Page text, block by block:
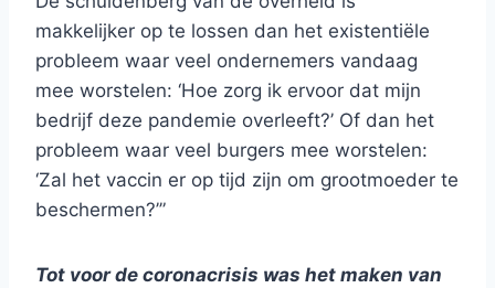
makkelijker op te lossen dan het existentiële
probleem waar veel ondernemers vandaag
mee worstelen: ‘Hoe zorg ik ervoor dat mijn
bedrijf deze pandemie overleeft?’ Of dan het
probleem waar veel burgers mee worstelen:
‘Zal het vaccin er op tijd zijn om grootmoeder te
beschermen?’”
Tot voor de coronacrisis was het maken van